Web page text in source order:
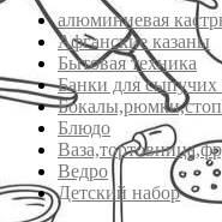
алюминиевая
Афганские казаны
Бытовая техника
Банки для
Блюдо
Ведро
Детский набор